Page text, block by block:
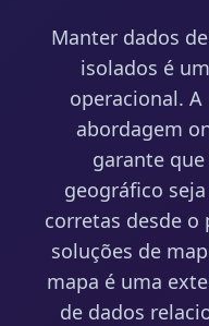
Manter dados
isolados é
operacional.
abordagem
garante
geográfico
corretas desde
soluções de
mapa é uma
de dados